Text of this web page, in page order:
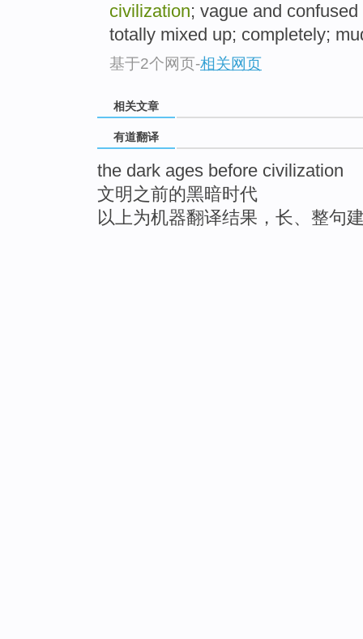
civilization; vague and
totally mixed up; completely;
基于2个网页-相关网页
相关文章
有道翻译
the dark ages before civilization
文明之前的黑暗时代
以上为机器翻译结果，长、整句